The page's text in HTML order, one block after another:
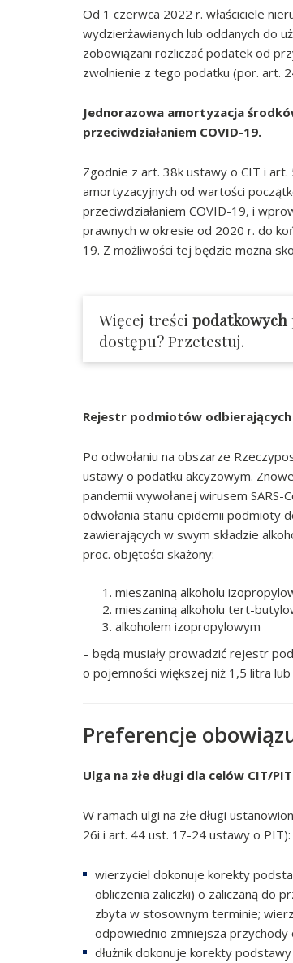
Od 1 czerwca 2022 r. właściciele
wydzierżawianych lub oddanych do
zobowiązani rozliczać podatek od
zwolnienie z tego podatku (por. art.
Jednorazowa amortyzacja
przeciwdziałaniem COVID-19.
Zgodnie z art. 38k ustawy o CIT i
amortyzacyjnych od wartości
przeciwdziałaniem COVID-19, i
prawnych w okresie od 2020 r. do
19. Z możliwości tej będzie można
Więcej treści podatkowych
dostępu? Przetestuj.
Rejestr podmiotów
Po odwołaniu na obszarze
ustawy o podatku akcyzowym.
pandemii wywołanej wirusem
odwołania stanu epidemii podmioty
zawierających w swym składzie
proc. objętości skażony:
mieszaniną alkoholu
mieszaniną alkoholu tert-
alkoholem izopropylowym
– będą musiały prowadzić rejestr
o pojemności większej niż 1,5 litra
Preferencje
Ulga na złe długi dla celów CIT/
W ramach ulgi na złe długi
26i i art. 44 ust. 17-24 ustawy o PIT):
wierzyciel dokonuje korekty
obliczenia zaliczki) o zaliczaną do
zbyta w stosownym terminie;
odpowiednio zmniejsza przychody
dłużnik dokonuje korekty